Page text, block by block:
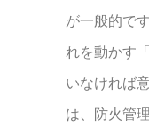
が一般的で
れを動かす
いなければ
は、防火管